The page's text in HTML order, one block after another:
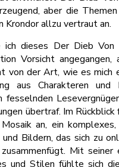
aber die
Krondor allzu vertraut an.
dieses Der Dieb Von
Vorsicht angegangen,
von der Art, wie es mich
aus Charakteren und
fesselnden
übertraf. Im Rückblick
an, ein
Bildern, das sich zu
Mit seiner
und Stilen fühlte sich